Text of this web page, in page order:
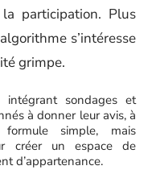
participation. Plus
s’intéresse
grimpe.
sondages et
à donner leur avis, à
simple, mais
créer un espace de
d’appartenance.